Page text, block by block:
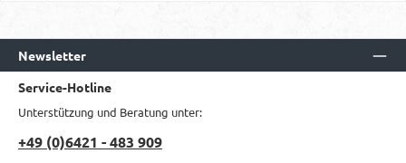
Newsletter
Service-Hotline
Unterstützung und Beratung unter:
+49 (0)6421 - 483 909